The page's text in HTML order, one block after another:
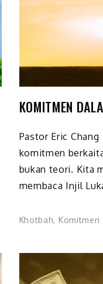
KOMITMEN
Pastor Eric
komitmen
bukan teori. Kita
membaca Injil
Khotbah,